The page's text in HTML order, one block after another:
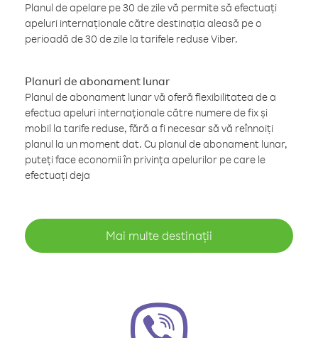
Planul de apelare pe 30 de zile vă permite să efectuați
apeluri internaționale către destinația aleasă pe o
perioadă de 30 de zile la tarifele reduse Viber.
Planuri de abonament lunar
Planul de abonament lunar vă oferă flexibilitatea de a
efectua apeluri internaționale către numere de fix și
mobil la tarife reduse, fără a fi necesar să vă reînnoiți
planul la un moment dat. Cu planul de abonament lunar,
puteți face economii în privința apelurilor pe care le
efectuați deja
Mai multe destinații